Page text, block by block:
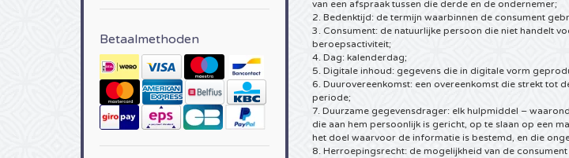
Betaalmethoden
van een afspraak tussen die derde en de ondernemer;
2. Bedenktijd: de termijn waarbinnen de consument
3. Consument: de natuurlijke persoon die niet handelt
beroepsactiviteit;
4. Dag: kalenderdag;
5. Digitale inhoud: gegevens die in digitale vorm
6. Duurovereenkomst: een overeenkomst die strekt tot
periode;
7. Duurzame gegevensdrager: elk hulpmiddel –
die aan hem persoonlijk is gericht, op te slaan op een
het doel waarvoor de informatie is bestemd, en die
8. Herroepingsrecht: de mogelijkheid van de